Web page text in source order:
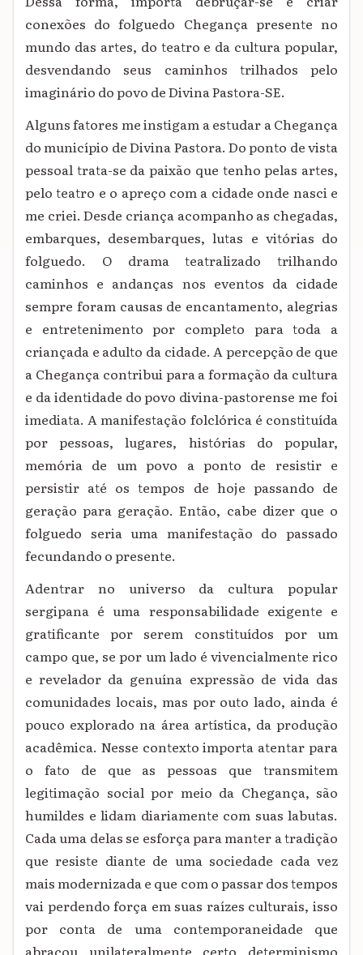
conexões do folguedo Chegança presente no
mundo das artes, do teatro e da cultura popular,
desvendando seus caminhos trilhados pelo
imaginário do povo de Divina Pastora-SE.
Alguns fatores me instigam a estudar a Chegança
do município de Divina Pastora. Do ponto de vista
pessoal trata-se da paixão que tenho pelas artes,
pelo teatro e o apreço com a cidade onde nasci e
me criei. Desde criança acompanho as chegadas,
embarques, desembarques, lutas e vitórias do
folguedo. O drama teatralizado trilhando
caminhos e andanças nos eventos da cidade
sempre foram causas de encantamento, alegrias
e entretenimento por completo para toda a
criançada e adulto da cidade. A percepção de que
a Chegança contribui para a formação da cultura
e da identidade do povo divina-pastorense me foi
imediata. A manifestação folclórica é constituída
por pessoas, lugares, histórias do popular,
memória de um povo a ponto de resistir e
persistir até os tempos de hoje passando de
geração para geração. Então, cabe dizer que o
folguedo seria uma manifestação do passado
fecundando o presente.
Adentrar no universo da cultura popular
sergipana é uma responsabilidade exigente e
gratificante por serem constituídos por um
campo que, se por um lado é vivencialmente rico
e revelador da genuína expressão de vida das
comunidades locais, mas por outo lado, ainda é
pouco explorado na área artística, da produção
acadêmica. Nesse contexto importa atentar para
o fato de que as pessoas que transmitem
legitimação social por meio da Chegança, são
humildes e lidam diariamente com suas labutas.
Cada uma delas se esforça para manter a tradição
que resiste diante de uma sociedade cada vez
mais modernizada e que com o passar dos tempos
vai perdendo força em suas raízes culturais, isso
por conta de uma contemporaneidade que
abraçou unilateralmente certo determinismo